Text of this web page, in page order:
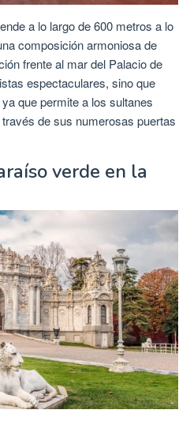
a lo largo de 600 metros a lo
composición armoniosa de
frente al mar del Palacio de
espectaculares, sino que
que permite a los sultanes
de sus numerosas puertas
verde en la